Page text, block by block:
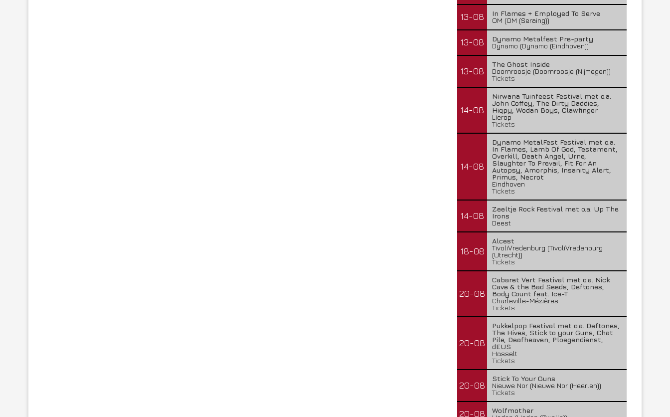
13-08
In Flames + Employed To Serve
OM (OM (Seraing))
13-08
Dynamo Metalfest Pre-party
Dynamo (Dynamo (Eindhoven))
13-08
The Ghost Inside
Doornroosje (Doornroosje (Nijmegen))
Tickets
14-08
Nirwana Tuinfeest Festival met o.a.
John Coffey, The Dirty Daddies,
Hiqpy, Wodan Boys, Clawfinger
Lierop
Tickets
14-08
Dynamo MetalFest Festival met o.a.
In Flames, Lamb Of God, Testament,
Overkill, Death Angel, Urne,
Slaughter To Prevail, Fit For An
Autopsy, Amorphis, Insanity Alert,
Primus, Necrot
Eindhoven
Tickets
14-08
Zeeltje Rock Festival met o.a. Up The
Irons
Deest
18-08
Alcest
TivoliVredenburg (TivoliVredenburg
(Utrecht))
Tickets
20-08
Cabaret Vert Festival met o.a. Nick
Cave & the Bad Seeds, Deftones,
Body Count feat. Ice-T
Charleville-Mézières
Tickets
20-08
Pukkelpop Festival met o.a. Deftones,
The Hives, Stick to your Guns, Chat
Pile, Deafheaven, Ploegendienst,
dEUS
Hasselt
Tickets
20-08
Stick To Your Guns
Nieuwe Nor (Nieuwe Nor (Heerlen))
Tickets
20-08
Wolfmother